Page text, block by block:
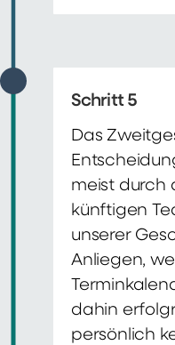
Schritt 5
Das
meist durch
künftigen
unserer
Anliegen,
dahin
persönlich